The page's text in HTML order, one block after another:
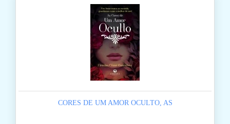
CORES DE UM AMOR OCULTO, AS